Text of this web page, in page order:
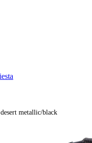
metallic/black